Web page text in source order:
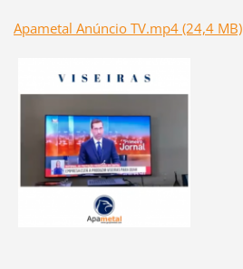
Apametal Anúncio TV.mp4 (24,4 MB)